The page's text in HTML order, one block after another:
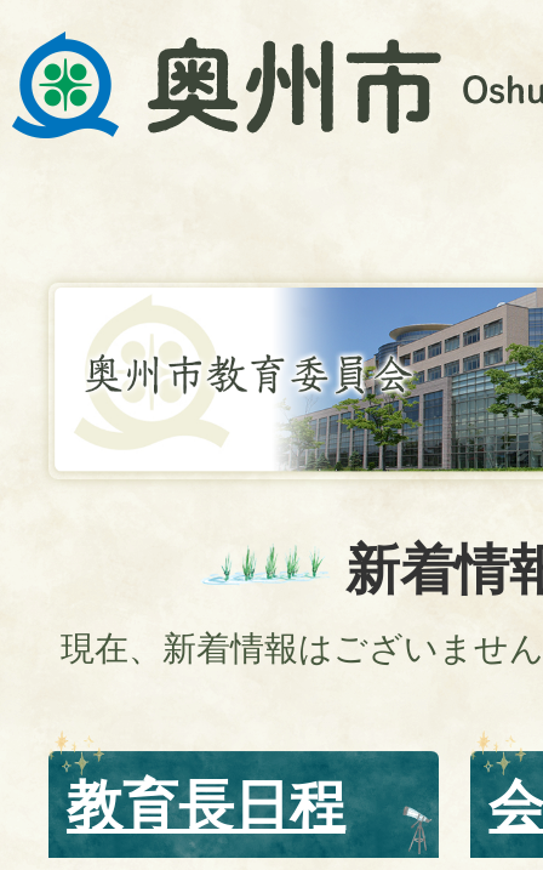
教
育
委
会
新着情
現在、新着情報はございませ
教育長日程